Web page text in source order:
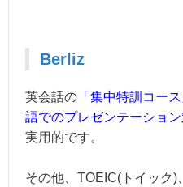
Berliz
英会話の 「集中特訓コー
語でのプレゼンテーショ
実用的です。
その他、TOEIC(トイック